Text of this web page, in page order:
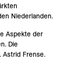
Niederlanden.
Aspekte der
Die
Astrid Frense.